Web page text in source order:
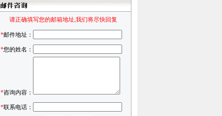
请正确填写您的邮箱地址,我们将尽快回复
*邮件地址：
*您的姓名：
*咨询内容：
*联系电话：